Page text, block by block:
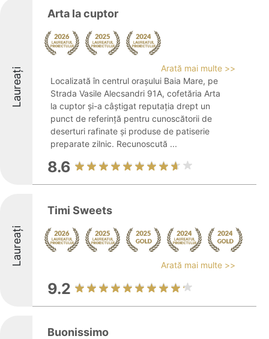
Laureați
Arta la cuptor
Arată mai multe >>
Localizată în centrul orașului Baia Mare, pe
Strada Vasile Alecsandri 91A, cofetăria Arta
la cuptor și-a câștigat reputația drept un
punct de referință pentru cunoscătorii de
deserturi rafinate și produse de patiserie
preparate zilnic. Recunoscută ...
8.6
Laureați
Timi Sweets
Arată mai multe >>
9.2
Buonissimo